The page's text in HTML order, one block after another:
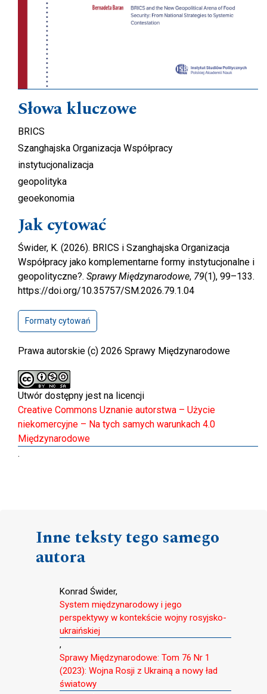
Słowa kluczowe
BRICS
Szanghajska Organizacja Współpracy
instytucjonalizacja
geopolityka
geoekonomia
Jak cytować
Świder, K. (2026). BRICS i Szanghajska Organizacja
Współpracy jako komplementarne formy instytucjonalne i
geopolityczne?. Sprawy Międzynarodowe, 79(1), 99–133.
https://doi.org/10.35757/SM.2026.79.1.04
Formaty cytowań
Prawa autorskie (c) 2026 Sprawy Międzynarodowe
Utwór dostępny jest na licencji
Creative Commons Uznanie autorstwa – Użycie
niekomercyjne – Na tych samych warunkach 4.0
Międzynarodowe
.
Inne teksty tego samego
autora
Konrad Świder,
System międzynarodowy i jego
perspektywy w kontekście wojny rosyjsko-
ukraińskiej
,
Sprawy Międzynarodowe: Tom 76 Nr 1
(2023): Wojna Rosji z Ukrainą a nowy ład
światowy